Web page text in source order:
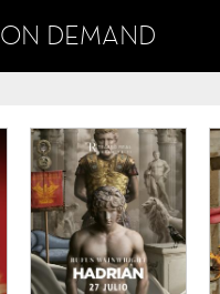
ON DEMAND